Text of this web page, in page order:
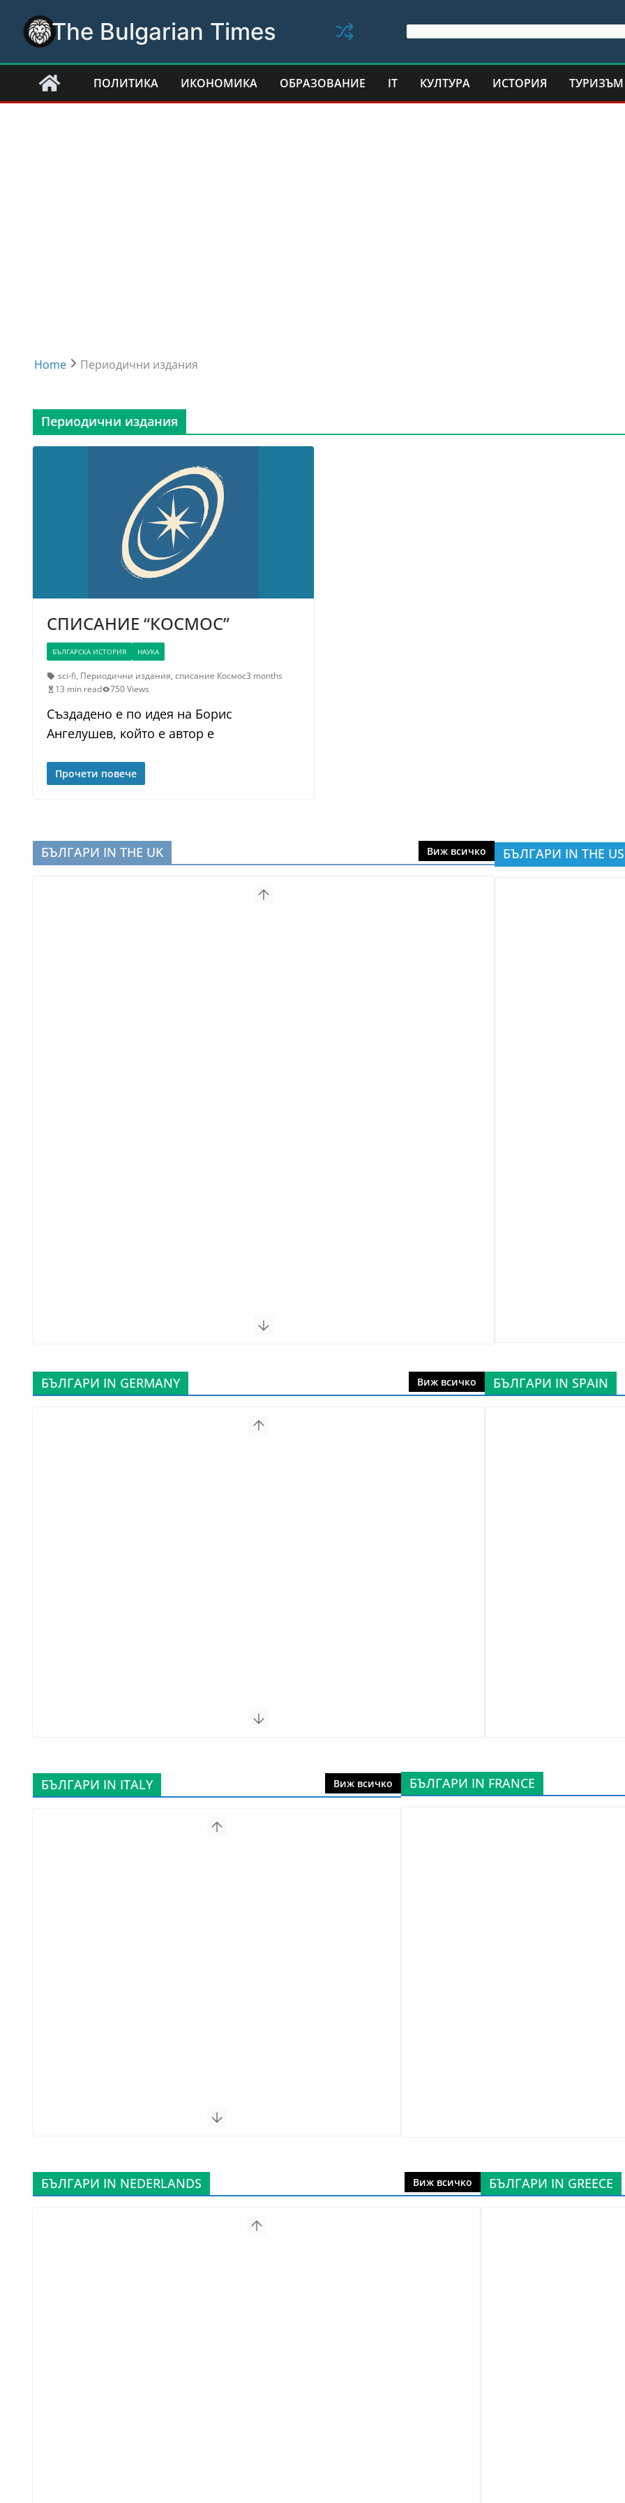
content
The Bulgarian Times
ПОЛИТИКА ИКОНОМИКА ОБРАЗОВАНИЕ IT КУЛТУРА ИСТОРИЯ ТУРИЗЪМ
Home Периодични издания
Периодични издания
СПИСАНИЕ “КОСМОС”
БЪЛГАРСКА ИСТОРИЯ НАУКА
sci-fi, Периодични издания, списание Космос3 months
13 min read
750 Views
Създадено е по идея на Борис
Ангелушев, който е автор е
Прочети повече
БЪЛГАРИ IN THE UK Виж всичко БЪЛГАРИ IN THE US
БЪЛГАРИ IN GERMANY Виж всичко БЪЛГАРИ IN SPAIN
БЪЛГАРИ IN ITALY Виж всичко БЪЛГАРИ IN FRANCE
БЪЛГАРИ IN NEDERLANDS Виж всичко БЪЛГАРИ IN GREECE